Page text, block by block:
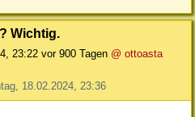
Wichtig.
23:22 vor 900 Tagen @ ottoasta
18.02.2024, 23:36